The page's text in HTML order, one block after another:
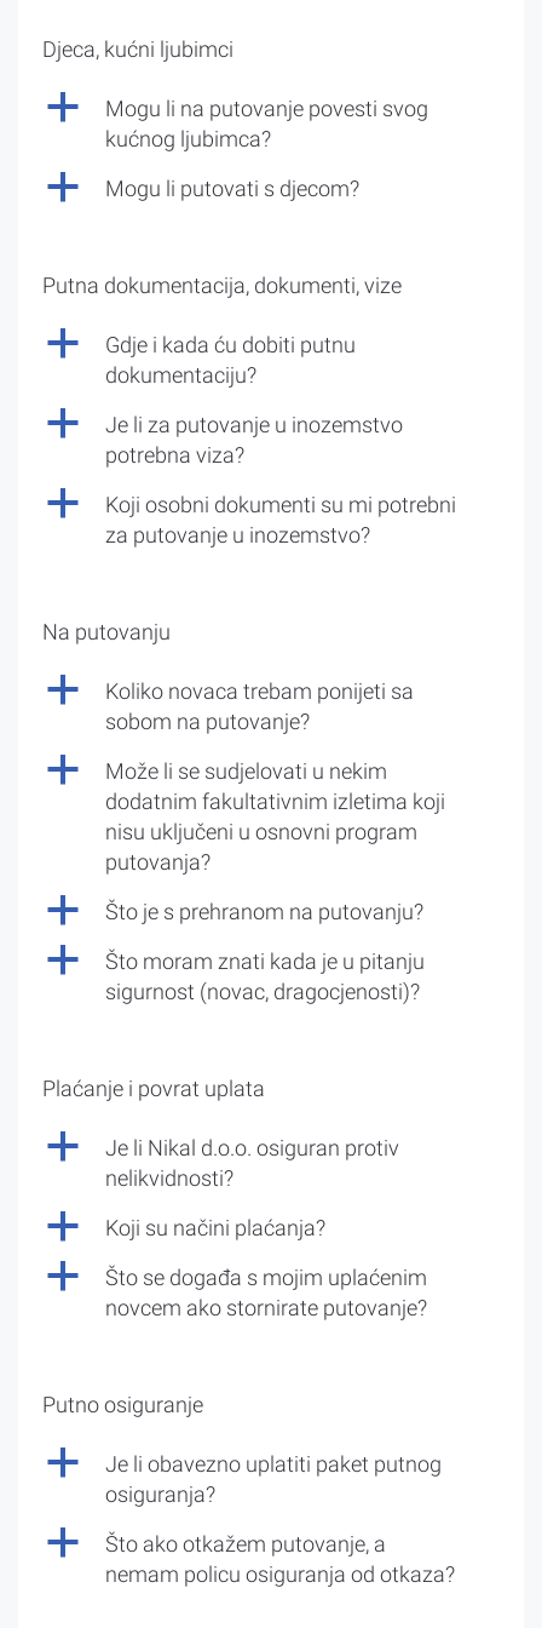
Djeca, kućni ljubimci
a
Mogu li na putovanje povesti svog
kućnog ljubimca?
a Mogu li putovati s djecom?
Putna dokumentacija, dokumenti, vize
a
Gdje i kada ću dobiti putnu
dokumentaciju?
a
Je li za putovanje u inozemstvo
potrebna viza?
a
Koji osobni dokumenti su mi potrebni
za putovanje u inozemstvo?
Na putovanju
a
Koliko novaca trebam ponijeti sa
sobom na putovanje?
a
Može li se sudjelovati u nekim
dodatnim fakultativnim izletima koji
nisu uključeni u osnovni program
putovanja?
a Što je s prehranom na putovanju?
a
Što moram znati kada je u pitanju
sigurnost (novac, dragocjenosti)?
Plaćanje i povrat uplata
a
Je li Nikal d.o.o. osiguran protiv
nelikvidnosti?
a Koji su načini plaćanja?
a
Što se događa s mojim uplaćenim
novcem ako stornirate putovanje?
Putno osiguranje
a
Je li obavezno uplatiti paket putnog
osiguranja?
a
Što ako otkažem putovanje, a
nemam policu osiguranja od otkaza?